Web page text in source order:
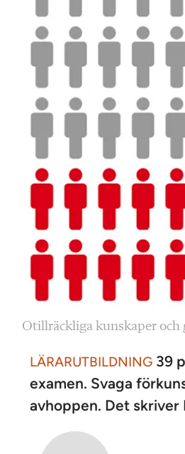
Otillräckliga kunskaper och
LÄRARUTBILDNING 39
examen. Svaga
avhoppen. Det skriver